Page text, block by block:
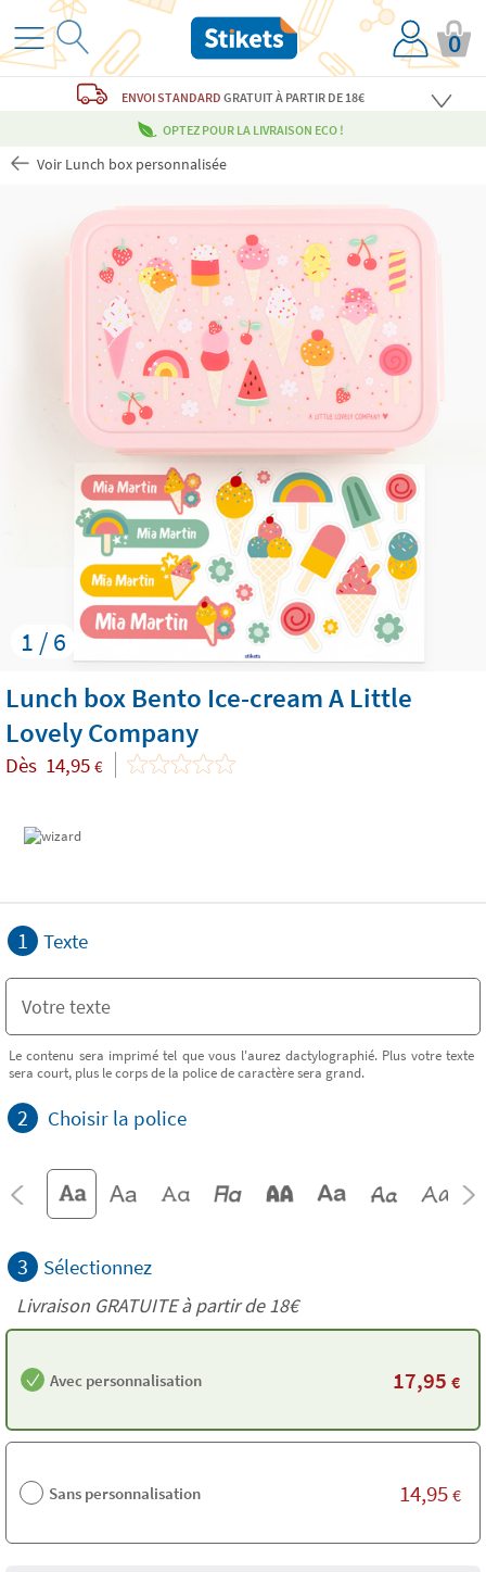
0
ENVOI STANDARDGRATUITÀ PARTIR DE 18€
OPTEZ POUR LA LIVRAISON ECO !
Voir Lunch box personnalisée
1 / 6
Lunch box Bento Ice-cream A Little
Lovely Company
Dès 14,95 €
1 Texte
Le contenu sera imprimé tel que vous l'aurez dactylographié. Plus votre texte
sera court, plus le corps de la police de caractère sera grand.
2 Choisir la police
3 Sélectionnez
Livraison GRATUITE à partir de18€
Avec personnalisation 17,95 €
Sans personnalisation 14,95 €